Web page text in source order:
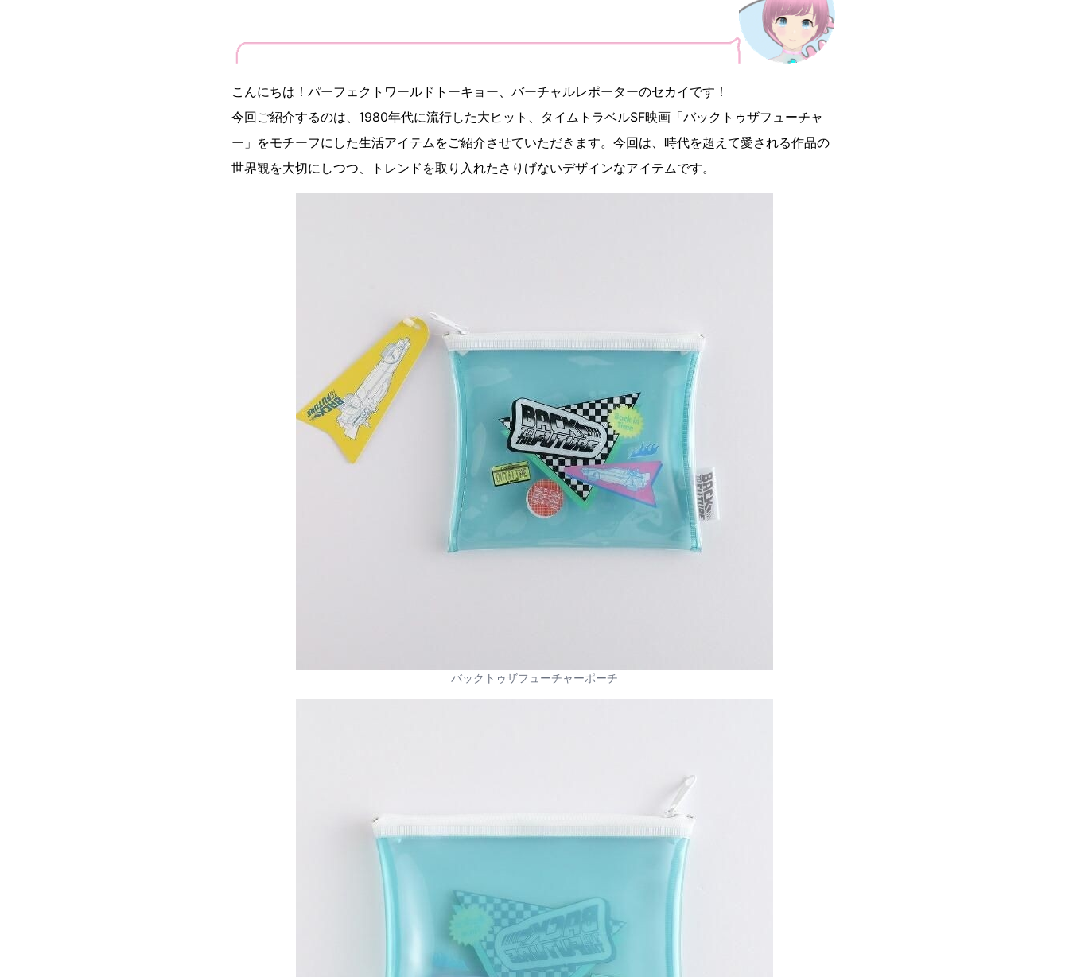
こんにちは！パーフェクトワールドトーキョー、バーチャルレポーターのセカイです！
今回ご紹介するのは、1980年代に流行した大ヒット、タイムトラベルSF映画「バックトゥザフューチャ
ー」をモチーフにした生活アイテムをご紹介させていただきます。今回は、時代を超えて愛される作品の
世界観を大切にしつつ、トレンドを取り入れたさりげないデザインなアイテムです。
バックトゥザフューチャーポーチ